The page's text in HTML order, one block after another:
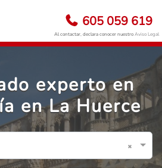
605 059 619
Al contactar, declara conocer nuestroAviso Legal
experto en
en La Huerce
×